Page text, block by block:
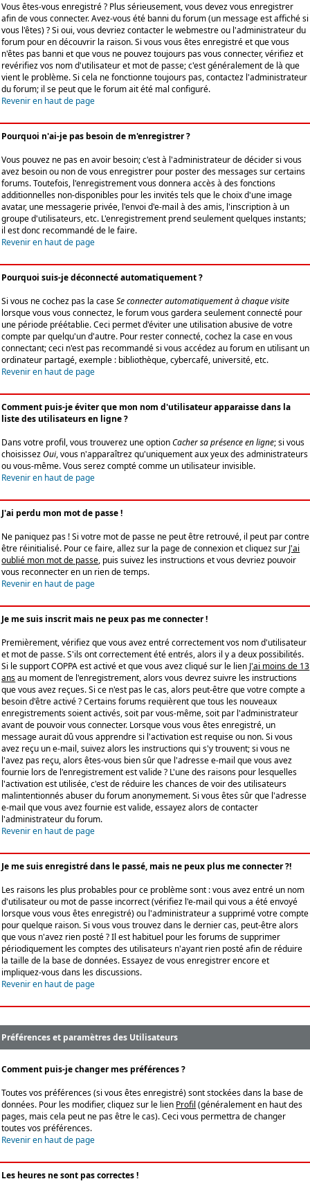
Vous êtes-vous enregistré ? Plus sérieusement, vous devez vous enregistrer
afin de vous connecter. Avez-vous été banni du forum (un message est affiché si
vous l'êtes) ? Si oui, vous devriez contacter le webmestre ou l'administrateur du
forum pour en découvrir la raison. Si vous vous êtes enregistré et que vous
n'êtes pas banni et que vous ne pouvez toujours pas vous connecter, vérifiez et
revérifiez vos nom d'utilisateur et mot de passe; c'est généralement de là que
vient le problème. Si cela ne fonctionne toujours pas, contactez l'administrateur
du forum; il se peut que le forum ait été mal configuré.
Revenir en haut de page
Pourquoi n'ai-je pas besoin de m'enregistrer ?
Vous pouvez ne pas en avoir besoin; c'est à l'administrateur de décider si vous
avez besoin ou non de vous enregistrer pour poster des messages sur certains
forums. Toutefois, l'enregistrement vous donnera accès à des fonctions
additionnelles non-disponibles pour les invités tels que le choix d'une image
avatar, une messagerie privée, l'envoi d'e-mail à des amis, l'inscription à un
groupe d'utilisateurs, etc. L'enregistrement prend seulement quelques instants;
il est donc recommandé de le faire.
Revenir en haut de page
Pourquoi suis-je déconnecté automatiquement ?
Si vous ne cochez pas la caseSe connecter automatiquement à chaque visite
lorsque vous vous connectez, le forum vous gardera seulement connecté pour
une période préétablie. Ceci permet d'éviter une utilisation abusive de votre
compte par quelqu'un d'autre. Pour rester connecté, cochez la case en vous
connectant; ceci n'est pas recommandé si vous accédez au forum en utilisant un
ordinateur partagé, exemple : bibliothèque, cybercafé, université, etc.
Revenir en haut de page
Comment puis-je éviter que mon nom d'utilisateur apparaisse dans la
liste des utilisateurs en ligne ?
Dans votre profil, vous trouverez une optionCacher sa présence en ligne; si vous
choisissezOui, vous n'apparaîtrez qu'uniquement aux yeux des administrateurs
ou vous-même. Vous serez compté comme un utilisateur invisible.
Revenir en haut de page
J'ai perdu mon mot de passe !
Ne paniquez pas ! Si votre mot de passe ne peut être retrouvé, il peut par contre
être réinitialisé. Pour ce faire, allez sur la page de connexion et cliquez sur J'ai
oublié mon mot de passe, puis suivez les instructions et vous devriez pouvoir
vous reconnecter en un rien de temps.
Revenir en haut de page
Je me suis inscrit mais ne peux pas me connecter !
Premièrement, vérifiez que vous avez entré correctement vos nom d'utilisateur
et mot de passe. S'ils ont correctement été entrés, alors il y a deux possibilités.
Si le support COPPA est activé et que vous avez cliqué sur le lien J'ai moins de 13
ansau moment de l'enregistrement, alors vous devrez suivre les instructions
que vous avez reçues. Si ce n'est pas le cas, alors peut-être que votre compte a
besoin d'être activé ? Certains forums requièrent que tous les nouveaux
enregistrements soient activés, soit par vous-même, soit par l'administrateur
avant de pouvoir vous connecter. Lorsque vous vous êtes enregistré, un
message aurait dû vous apprendre si l'activation est requise ou non. Si vous
avez reçu un e-mail, suivez alors les instructions qui s'y trouvent; si vous ne
l'avez pas reçu, alors êtes-vous bien sûr que l'adresse e-mail que vous avez
fournie lors de l'enregistrement est valide ? L'une des raisons pour lesquelles
l'activation est utilisée, c'est de réduire les chances de voir des utilisateurs
malintentionnés abuser du forum anonymement. Si vous êtes sûr que l'adresse
e-mail que vous avez fournie est valide, essayez alors de contacter
l'administrateur du forum.
Revenir en haut de page
Je me suis enregistré dans le passé, mais ne peux plus me connecter ?!
Les raisons les plus probables pour ce problème sont : vous avez entré un nom
d'utilisateur ou mot de passe incorrect (vérifiez l'e-mail qui vous a été envoyé
lorsque vous vous êtes enregistré) ou l'administrateur a supprimé votre compte
pour quelque raison. Si vous vous trouvez dans le dernier cas, peut-être alors
que vous n'avez rien posté ? Il est habituel pour les forums de supprimer
périodiquement les comptes des utilisateurs n'ayant rien posté afin de réduire
la taille de la base de données. Essayez de vous enregistrer encore et
impliquez-vous dans les discussions.
Revenir en haut de page
Préférences et paramètres des Utilisateurs
Comment puis-je changer mes préférences ?
Toutes vos préférences (si vous êtes enregistré) sont stockées dans la base de
données. Pour les modifier, cliquez sur le lien Profil (généralement en haut des
pages, mais cela peut ne pas être le cas). Ceci vous permettra de changer
toutes vos préférences.
Revenir en haut de page
Les heures ne sont pas correctes !